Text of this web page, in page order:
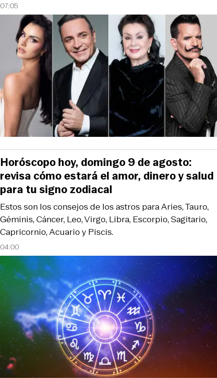
07:05
04:00
Estos son los consejos de los astros para Aries, Tauro,
Géminis, Cáncer, Leo, Virgo, Libra, Escorpio, Sagitario,
Capricornio, Acuario y Piscis.
Horóscopo hoy, domingo 9 de agosto:
revisa cómo estará el amor, dinero y salud
para tu signo zodiacal